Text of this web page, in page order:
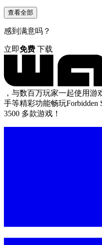
查看全部
感到满意吗？
立即免费 下载
，与数百万玩家一起使用
手等精彩功能畅玩Forbidden
3500 多款游戏！